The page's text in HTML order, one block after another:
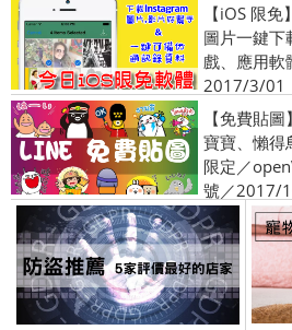
【iOS 限
圖片一鍵下
戲、應用軟
2017/3/01
【免費貼
寶寶、懶得
限定／
號／2017/